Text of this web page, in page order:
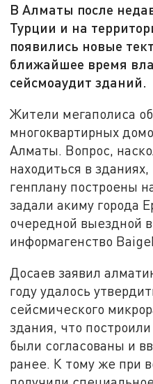
В Алматы после
Турции и на
появились новые
ближайшее время
сейсмоаудит зданий.
Жители мегаполиса
многоквартирных
Алматы. Вопрос,
находиться в
генплану построены
задали акиму города
очередной выездной
информагенство
Досаев заявил
году удалось
сейсмического
здания, что
были согласованы и
ранее. К тому же при